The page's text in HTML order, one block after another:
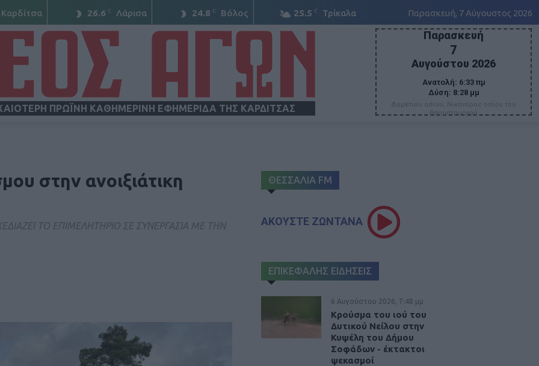
Καρδίτσα 26.6 C Λάρισα 24.8 C Βόλος 25.5 C Τρίκαλα Παρασκευή, 7 Αύγουστος 2026
ΠΡΩΪΝΗ ΚΑΘΗΜΕΡΙΝΗ ΕΦΗΜΕΡΙΔΑ ΤΗΣ ΚΑΡΔΙΤΣΑΣ
ΑΓΩΝ
Παρασκευή
7
Αυγούστου 2026
Ανατολή: 6:33 πμ
Δύση: 8:28 μμ
Δομετίου οσίου, Νικάνορος οσίου του
θαυματουργού
στην ανοιξιάτικη
ΤΟ ΕΠΙΜΕΛΗΤΗΡΙΟ ΣΕ ΣΥΝΕΡΓΑΣΙΑ ΜΕ ΤΗΝ
ΘΕΣΣΑΛΙΑ FM
ΑΚΟΥΣΤΕ ΖΩΝΤΑΝΑ
ΕΠΙΚΕΦΑΛΗΣ ΕΙΔΗΣΕΙΣ
6 Αυγούστου 2026, 7:48 μμ
Κρούσμα του ιού του
Δυτικού Νείλου στην
Κυψέλη του Δήμου
Σοφάδων - έκτακτοι
ψεκασμοί